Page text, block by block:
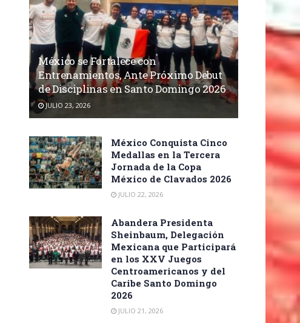
México se Fortalece con
Entrenamientos, Ante Próximo Debut
de Disciplinas en Santo Domingo 2026
JULIO 23, 2026
México Conquista Cinco
Medallas en la Tercera
Jornada de la Copa
México de Clavados 2026
JULIO 22, 2026
Abandera Presidenta
Sheinbaum, Delegación
Mexicana que Participará
en los XXV Juegos
Centroamericanos y del
Caribe Santo Domingo
2026
JULIO 21, 2026